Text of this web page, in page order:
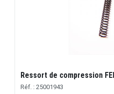
Ressort de compression
Réf. : 25001943